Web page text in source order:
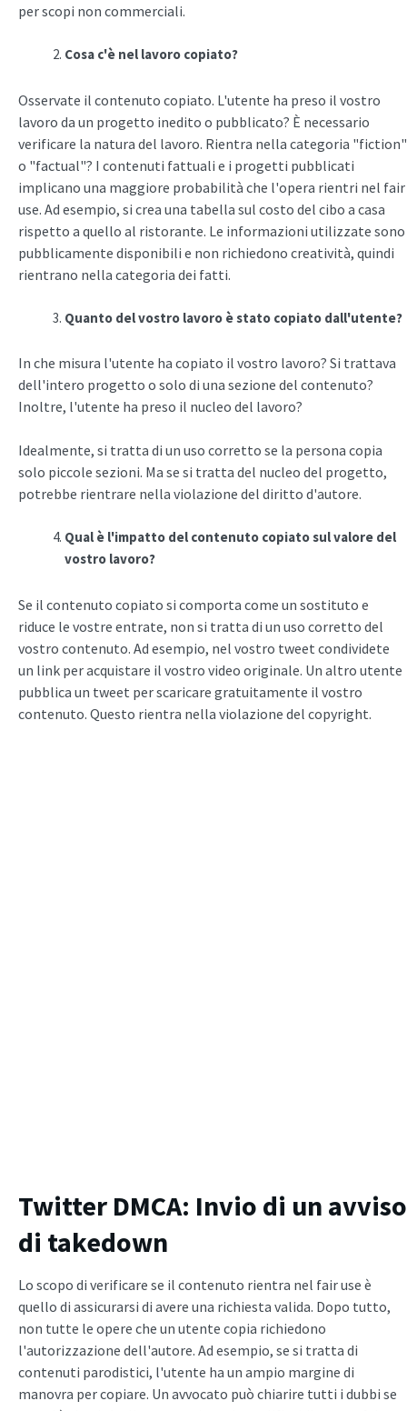
per scopi non commerciali.
Cosa c'è nel lavoro copiato?
Osservate il contenuto copiato. L'utente ha preso il vostro
lavoro da un progetto inedito o pubblicato? È necessario
verificare la natura del lavoro. Rientra nella categoria "fiction"
o "factual"? I contenuti fattuali e i progetti pubblicati
implicano una maggiore probabilità che l'opera rientri nel fair
use. Ad esempio, si crea una tabella sul costo del cibo a casa
rispetto a quello al ristorante. Le informazioni utilizzate sono
pubblicamente disponibili e non richiedono creatività, quindi
rientrano nella categoria dei fatti.
Quanto del vostro lavoro è stato copiato dall'utente?
In che misura l'utente ha copiato il vostro lavoro? Si trattava
dell'intero progetto o solo di una sezione del contenuto?
Inoltre, l'utente ha preso il nucleo del lavoro?
Idealmente, si tratta di un uso corretto se la persona copia
solo piccole sezioni. Ma se si tratta del nucleo del progetto,
potrebbe rientrare nella violazione del diritto d'autore.
Qual è l'impatto del contenuto copiato sul valore del
vostro lavoro?
Se il contenuto copiato si comporta come un sostituto e
riduce le vostre entrate, non si tratta di un uso corretto del
vostro contenuto. Ad esempio, nel vostro tweet condividete
un link per acquistare il vostro video originale. Un altro utente
pubblica un tweet per scaricare gratuitamente il vostro
contenuto. Questo rientra nella violazione del copyright.
Twitter DMCA: Invio di un avviso
di takedown
Lo scopo di verificare se il contenuto rientra nel fair use è
quello di assicurarsi di avere una richiesta valida. Dopo tutto,
non tutte le opere che un utente copia richiedono
l'autorizzazione dell'autore. Ad esempio, se si tratta di
contenuti parodistici, l'utente ha un ampio margine di
manovra per copiare. Un avvocato può chiarire tutti i dubbi se